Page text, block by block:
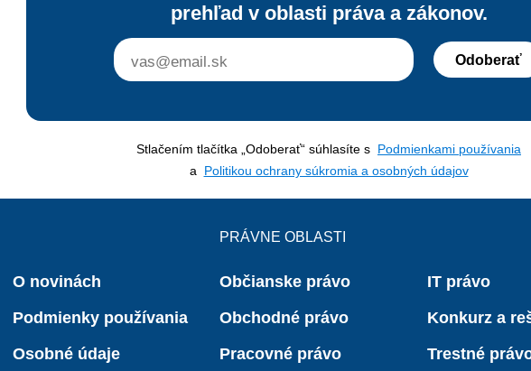
prehľad v oblasti práva a zákonov.
Odoberať
Stlačením tlačítka „Odoberať“ súhlasíte s Podmienkami používania
a Politikou ochrany súkromia a osobných údajov
O novinách
Podmienky používania
Osobné údaje
PRÁVNE OBLASTI
Občianske právo
Obchodné právo
Pracovné právo
IT právo
Konkurz a
Trestné